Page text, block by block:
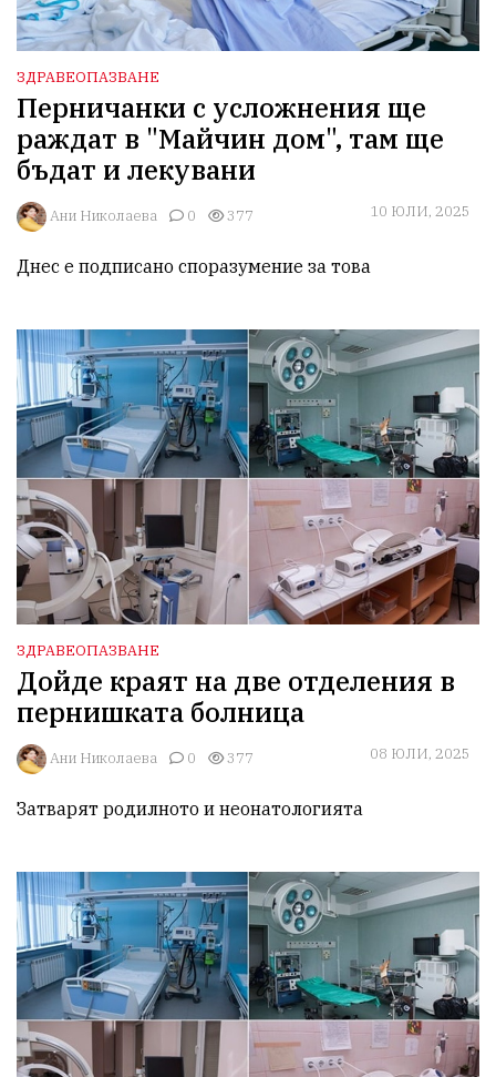
ЗДРАВЕОПАЗВАНЕ
Перничанки с усложнения ще
раждат в "Майчин дом", там ще
бъдат и лекувани
Ани Николаева 0 377 10 ЮЛИ, 2025
Днес е подписано споразумение за това
ЗДРАВЕОПАЗВАНЕ
Дойде краят на две отделения в
пернишката болница
Ани Николаева 0 377 08 ЮЛИ, 2025
Затварят родилното и неонатологията